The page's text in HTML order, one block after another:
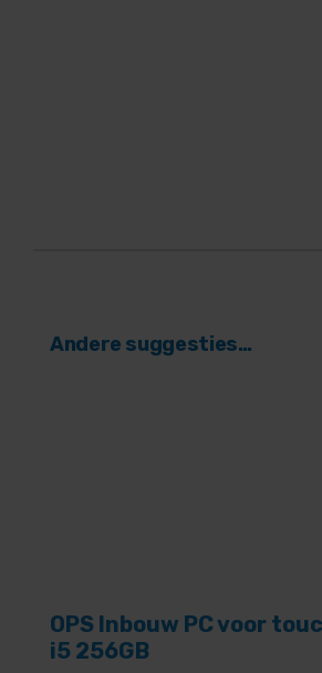
Andere suggesties…
OPS Inbouw PC voor
i5 256GB